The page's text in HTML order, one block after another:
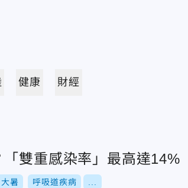
健康 財經
雙重感染率」最高達14%
大暑 呼吸道疾病